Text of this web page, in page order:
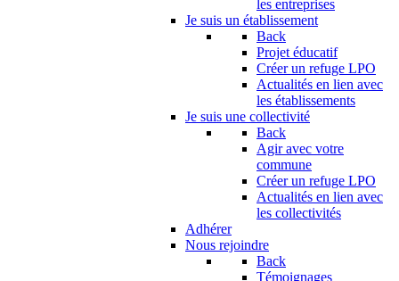
les entreprises
Je suis un établissement
Back
Projet éducatif
Créer un refuge LPO
Actualités en lien avec
les établissements
Je suis une collectivité
Back
Agir avec votre
commune
Créer un refuge LPO
Actualités en lien avec
les collectivités
Adhérer
Nous rejoindre
Back
Témoignages